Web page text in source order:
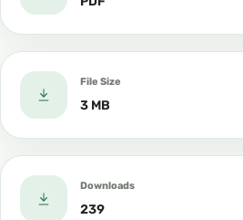
File Size
3 MB
Downloads
239